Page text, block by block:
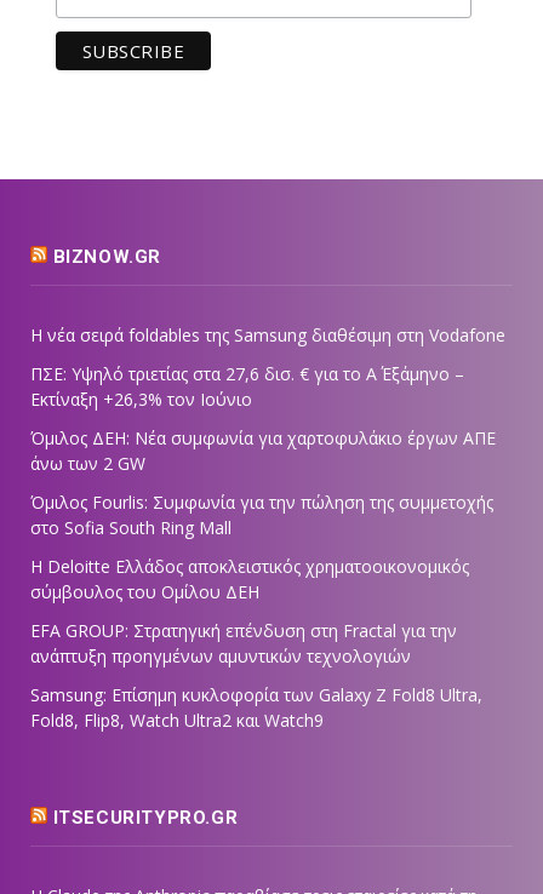
BIZNOW.GR
Η νέα σειρά foldables της Samsung διαθέσιμη στη Vodafone
ΠΣΕ: Υψηλό τριετίας στα 27,6 δισ. € για το Α΄ Εξάμηνο –
Εκτίναξη +26,3% τον Ιούνιο
Όμιλος ΔΕΗ: Νέα συμφωνία για χαρτοφυλάκιο έργων ΑΠΕ
άνω των 2 GW
Όμιλος Fourlis: Συμφωνία για την πώληση της συμμετοχής
στο Sofia South Ring Mall
Η Deloitte Ελλάδος αποκλειστικός χρηματοοικονομικός
σύμβουλος του Ομίλου ΔΕΗ
EFA GROUP: Στρατηγική επένδυση στη Fractal για την
ανάπτυξη προηγμένων αμυντικών τεχνολογιών
Samsung: Επίσημη κυκλοφορία των Galaxy Z Fold8 Ultra,
Fold8, Flip8, Watch Ultra2 και Watch9
ITSECURITYPRO.GR